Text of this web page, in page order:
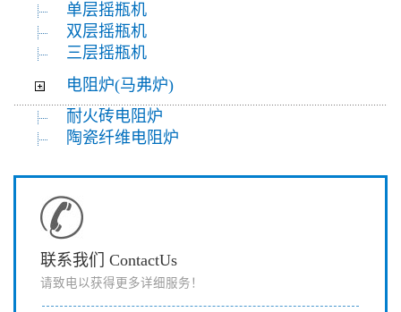
单层摇瓶机
双层摇瓶机
三层摇瓶机
电阻炉(马弗炉)
耐火砖电阻炉
陶瓷纤维电阻炉
联系我们 ContactUs
请致电以获得更多详细服务！